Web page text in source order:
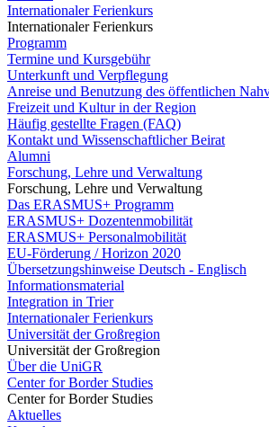
Internationaler Ferienkurs
Internationaler Ferienkurs
Programm
Termine und Kursgebühr
Unterkunft und Verpflegung
Anreise und Benutzung des öffentlichen
Freizeit und Kultur in der Region
Häufig gestellte Fragen (FAQ)
Kontakt und Wissenschaftlicher Beirat
Alumni
Forschung, Lehre und Verwaltung
Forschung, Lehre und Verwaltung
Das ERASMUS+ Programm
ERASMUS+ Dozentenmobilität
ERASMUS+ Personalmobilität
EU-Förderung / Horizon 2020
Übersetzungshinweise Deutsch - Englisch
Informationsmaterial
Integration in Trier
Internationaler Ferienkurs
Universität der Großregion
Universität der Großregion
Über die UniGR
Center for Border Studies
Center for Border Studies
Aktuelles